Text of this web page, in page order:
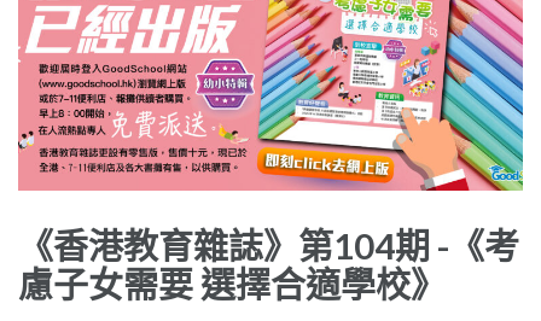
《香港教育雜誌》第104期 -《考
慮子女需要 選擇合適學校》